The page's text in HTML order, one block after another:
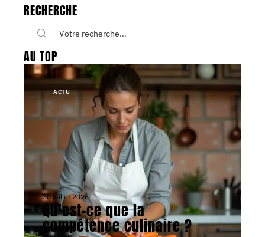
RECHERCHE
AU TOP
ACTU
30 juillet 2026
Qu’est-ce que la
compétence culinaire ?